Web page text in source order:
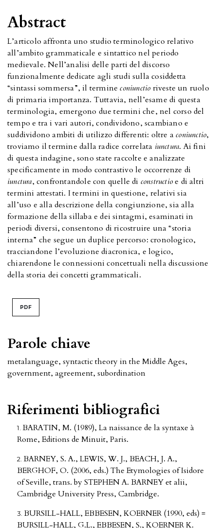
Parole chiave
metalanguage, syntactic theory in the Middle Ages,
government, agreement, subordination
Abstract
L’articolo affronta uno studio terminologico relativo
all’ambito grammaticale e sintattico nel periodo
medievale. Nell’analisi delle parti del discorso
funzionalmente dedicate agli studi sulla cosiddetta
“sintassi sommersa”, il termineconiunctio riveste un ruolo
di primaria importanza. Tuttavia, nell’esame di questa
terminologia, emergono due termini che, nel corso del
tempo e tra i vari autori, condividono, scambiano e
suddividono ambiti di utilizzo differenti: oltre aconiunctio,
troviamo il termine dalla radice correlata iunctura. Ai fini
di questa indagine, sono state raccolte e analizzate
specificamente in modo contrastivo le occorrenze di
iunctura, confrontandole con quelle di constructioe di altri
termini attestati. I termini in questione, relativi sia
all’uso e alla descrizione della congiunzione, sia alla
formazione della sillaba e dei sintagmi, esaminati in
periodi diversi, consentono di ricostruire una “storia
interna” che segue un duplice percorso: cronologico,
tracciandone l’evoluzione diacronica, e logico,
chiarendone le connessioni concettuali nella discussione
della storia dei concetti grammaticali.
PDF
Riferimenti bibliografici
BARATIN, M. (1989), La naissance de la syntaxe à
Rome, Editions de Minuit, Paris.
BARNEY, S. A., LEWIS, W. J., BEACH, J. A.,
BERGHOF, O. (2006, eds.) The Etymologies of Isidore
of Seville, trans. by STEPHEN A. BARNEY et alii,
Cambridge University Press, Cambridge.
BURSILL-HALL, EBBESEN, KOERNER (1990, eds) =
BURSILL-HALL, G.L., EBBESEN, S., KOERNER K.